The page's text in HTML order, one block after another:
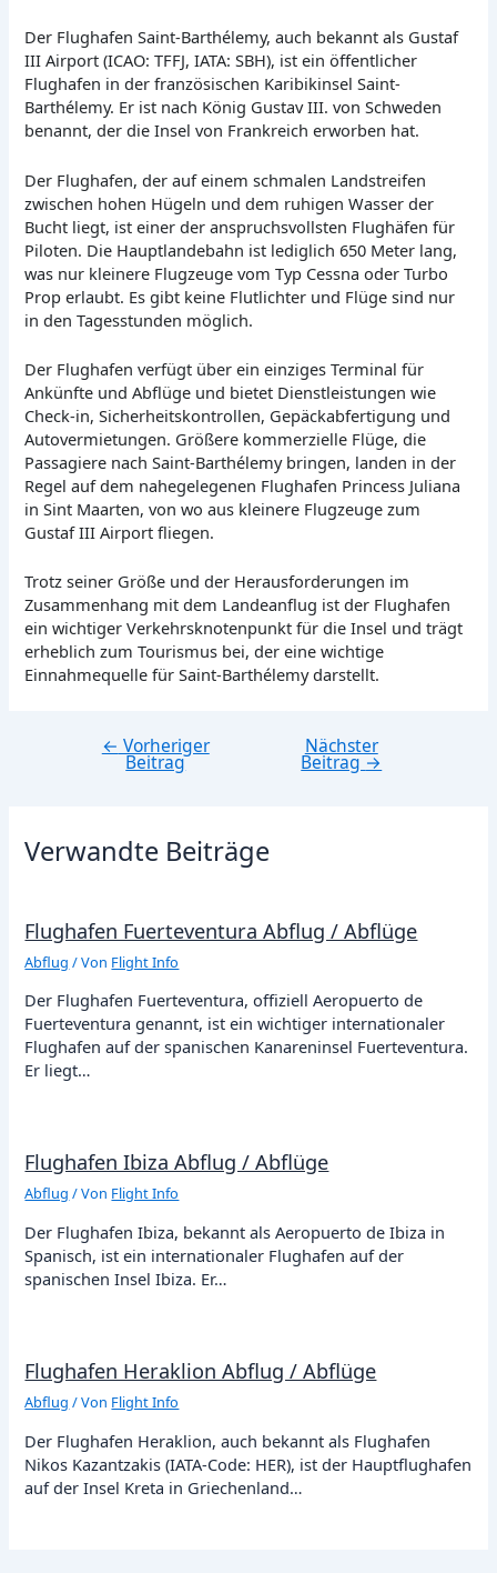
Der Flughafen Saint-Barthélemy, auch bekannt als Gustaf
III Airport (ICAO: TFFJ, IATA: SBH), ist ein öffentlicher
Flughafen in der französischen Karibikinsel Saint-
Barthélemy. Er ist nach König Gustav III. von Schweden
benannt, der die Insel von Frankreich erworben hat.
Der Flughafen, der auf einem schmalen Landstreifen
zwischen hohen Hügeln und dem ruhigen Wasser der
Bucht liegt, ist einer der anspruchsvollsten Flughäfen für
Piloten. Die Hauptlandebahn ist lediglich 650 Meter lang,
was nur kleinere Flugzeuge vom Typ Cessna oder Turbo
Prop erlaubt. Es gibt keine Flutlichter und Flüge sind nur
in den Tagesstunden möglich.
Der Flughafen verfügt über ein einziges Terminal für
Ankünfte und Abflüge und bietet Dienstleistungen wie
Check-in, Sicherheitskontrollen, Gepäckabfertigung und
Autovermietungen. Größere kommerzielle Flüge, die
Passagiere nach Saint-Barthélemy bringen, landen in der
Regel auf dem nahegelegenen Flughafen Princess Juliana
in Sint Maarten, von wo aus kleinere Flugzeuge zum
Gustaf III Airport fliegen.
Trotz seiner Größe und der Herausforderungen im
Zusammenhang mit dem Landeanflug ist der Flughafen
ein wichtiger Verkehrsknotenpunkt für die Insel und trägt
erheblich zum Tourismus bei, der eine wichtige
Einnahmequelle für Saint-Barthélemy darstellt.
Beitragsnavigation
← Vorheriger
Beitrag
Nächster
Beitrag→
Verwandte Beiträge
Flughafen Fuerteventura Abflug / Abflüge
Abflug / Von Flight Info
Der Flughafen Fuerteventura, offiziell Aeropuerto de
Fuerteventura genannt, ist ein wichtiger internationaler
Flughafen auf der spanischen Kanareninsel Fuerteventura.
Er liegt…
Flughafen Ibiza Abflug / Abflüge
Abflug / Von Flight Info
Der Flughafen Ibiza, bekannt als Aeropuerto de Ibiza in
Spanisch, ist ein internationaler Flughafen auf der
spanischen Insel Ibiza. Er…
Flughafen Heraklion Abflug / Abflüge
Abflug / Von Flight Info
Der Flughafen Heraklion, auch bekannt als Flughafen
Nikos Kazantzakis (IATA-Code: HER), ist der Hauptflughafen
auf der Insel Kreta in Griechenland…